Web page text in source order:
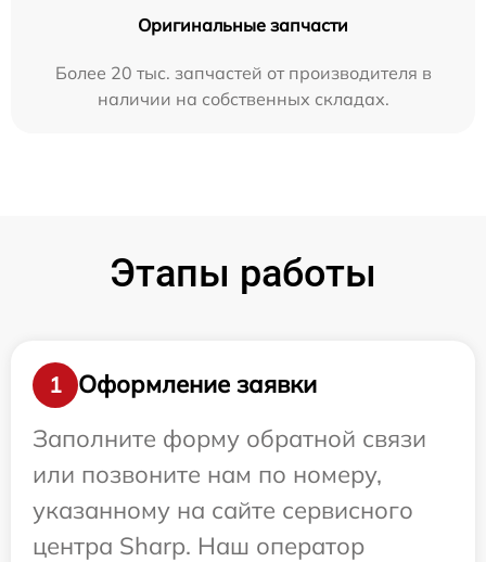
Оригинальные запчасти
Более 20 тыс. запчастей от производителя в
наличии на собственных складах.
Этапы работы
1
Оформление заявки
Заполните форму обратной связи
или позвоните нам по номеру,
указанному на сайте сервисного
центра Sharp. Наш оператор